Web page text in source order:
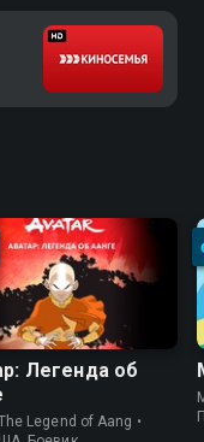
Легенда об
Legend of Aang •